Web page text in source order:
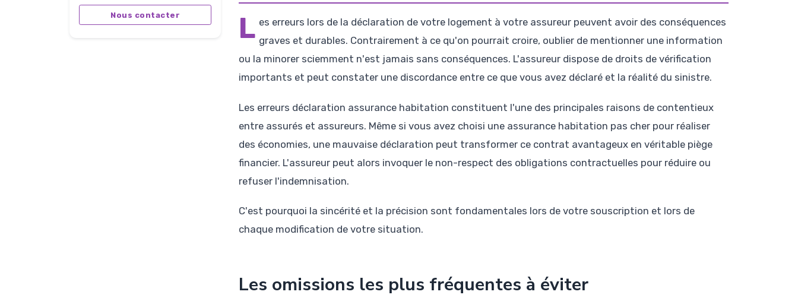
Nous contacter L es erreurs lors de la déclaration de votre logement à votre assureur peuvent avoir des conséquences
graves et durables. Contrairement à ce qu'on pourrait croire, oublier de mentionner une information
ou la minorer sciemment n'est jamais sans conséquences. L'assureur dispose de droits de vérification
importants et peut constater une discordance entre ce que vous avez déclaré et la réalité du sinistre.
Les erreurs déclaration assurance habitation constituent l'une des principales raisons de contentieux
entre assurés et assureurs. Même si vous avez choisi une assurance habitation pas cher pour réaliser
des économies, une mauvaise déclaration peut transformer ce contrat avantageux en véritable piège
financier. L'assureur peut alors invoquer le non-respect des obligations contractuelles pour réduire ou
refuser l'indemnisation.
C'est pourquoi la sincérité et la précision sont fondamentales lors de votre souscription et lors de
chaque modification de votre situation.
Les omissions les plus fréquentes à éviter